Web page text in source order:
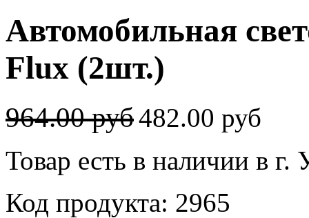
Автомобильная
Flux (2шт.)
964.00 руб482.00 руб
Товар есть в наличии в г.
Код продукта: 2965